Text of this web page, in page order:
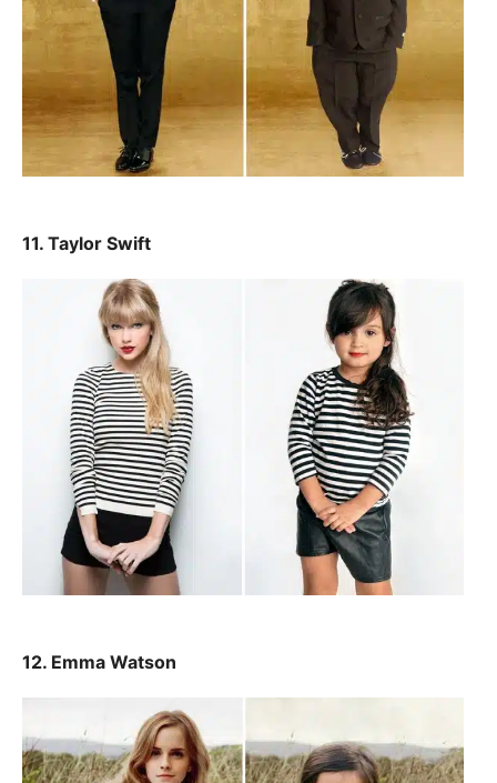
11. Taylor Swift
12. Emma Watson